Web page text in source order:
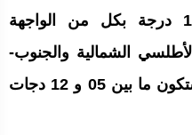
بالأطلس، وما بين 12 و 19 درجة بكل من الواجهة
الشمالية والجنوب-
الشرقي والأقاليم الجنوبية، وستكون ما بين 05 و 12 دجات